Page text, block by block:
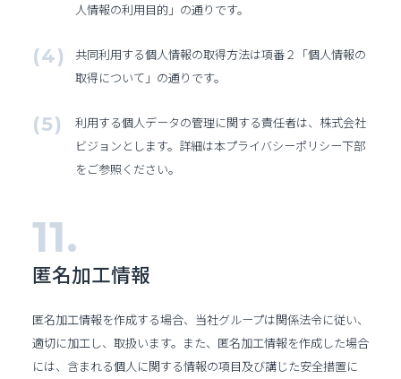
人情報の利用目的」の通りです。
共同利用する個人情報の取得方法は項番２「個人情報の
取得について」の通りです。
利用する個人データの管理に関する責任者は、株式会社
ビジョンとします。詳細は本プライバシーポリシー下部
をご参照ください。
匿名加工情報
匿名加工情報を作成する場合、当社グループは関係法令に従い、
適切に加工し、取扱います。また、匿名加工情報を作成した場合
には、含まれる個人に関する情報の項目及び講じた安全措置に